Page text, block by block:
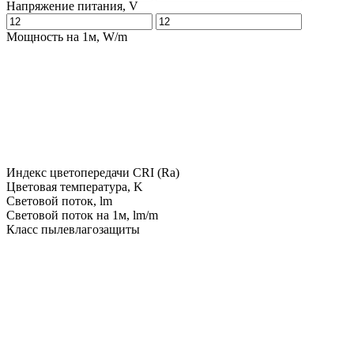
Напряжение питания, V
Мощность на 1м, W/m
Индекс цветопередачи CRI (Ra)
Цветовая температура, K
Световой поток, lm
Световой поток на 1м, lm/m
Класс пылевлагозащиты